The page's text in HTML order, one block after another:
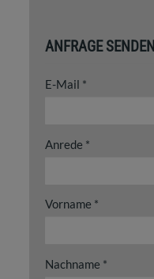
ANFRAGE SENDEN
E-Mail
Anrede
Vorname
Nachname